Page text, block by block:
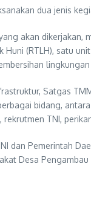
dua jenis
akan
Huni (RTLH), satu
Satgas
bidang,
rekrutmen TNI,
dan Pemerintah
Desa Pengambau